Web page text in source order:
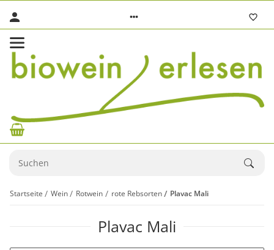
Startseite Wein Rotwein rote Rebsorten Plavac Mali
Plavac Mali